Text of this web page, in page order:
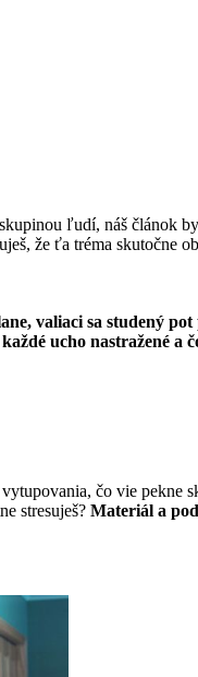
ľudí, náš článok
že ťa tréma skutočne
valiaci sa studený
ucho nastražené a
čo vie pekne
stresuješ? Materiál a